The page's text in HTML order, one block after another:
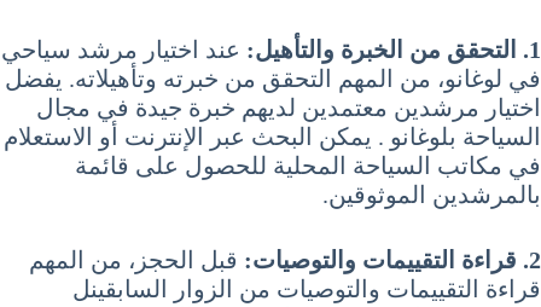
1. التحقق من الخبرة والتأهيل:
عند اختيار مرشد سياحي
في لوغانو، من المهم التحقق من خبرته وتأهيلاته. يفضل
اختيار مرشدين معتمدين لديهم خبرة جيدة في مجال
السياحة بلوغانو . يمكن البحث عبر الإنترنت أو الاستعلام
في مكاتب السياحة المحلية للحصول على قائمة
بالمرشدين الموثوقين.
2. قراءة التقييمات والتوصيات:
قبل الحجز، من المهم
قراءة التقييمات والتوصيات من الزوار السابقينل